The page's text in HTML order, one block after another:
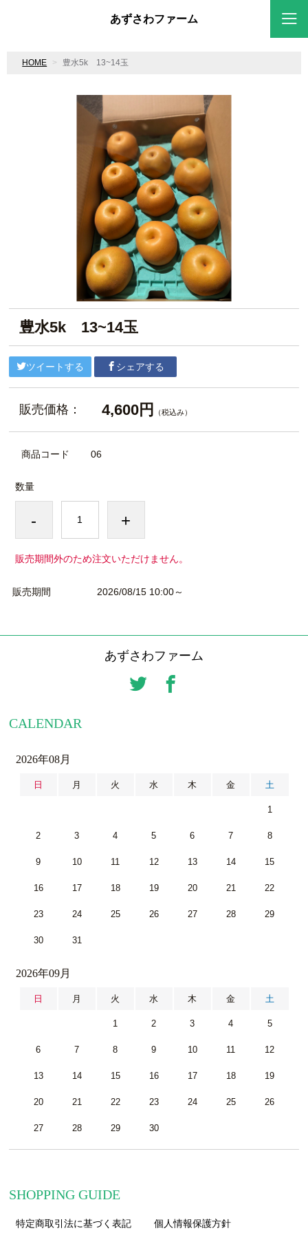
あずさわファーム
HOME 豊水5k 13~14玉
豊水5k 13~14玉
ツイートする シェアする
販売価格： 4,600円 （税込み）
商品コード 06
数量
- +
販売期間外のため注文いただけません。
販売期間 2026/08/15 10:00～
あずさわファーム
CALENDAR
2026年08月
日 月 火 水 木 金 土
1
2 3 4 5 6 7 8
9 10 11 12 13 14 15
16 17 18 19 20 21 22
23 24 25 26 27 28 29
30 31
2026年09月
日 月 火 水 木 金 土
1 2 3 4 5
6 7 8 9 10 11 12
13 14 15 16 17 18 19
20 21 22 23 24 25 26
27 28 29 30
SHOPPING GUIDE
特定商取引法に基づく表記 個人情報保護方針